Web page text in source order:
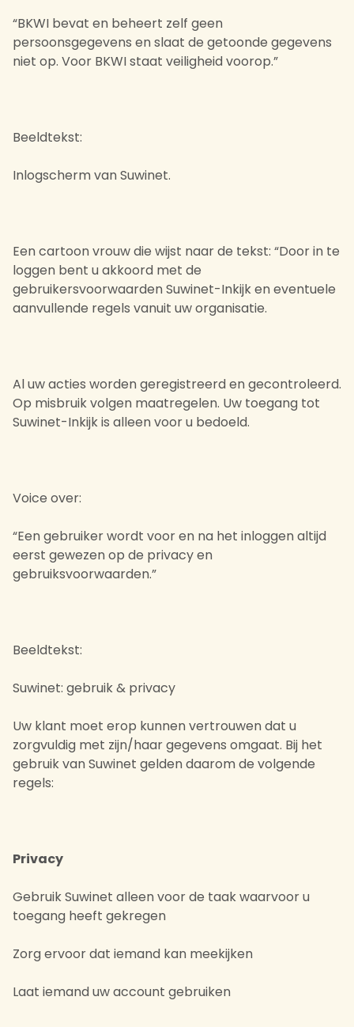
“BKWI bevat en beheert zelf geen
persoonsgegevens en slaat de getoonde gegevens
niet op. Voor BKWI staat veiligheid voorop.”
Beeldtekst:
Inlogscherm van Suwinet.
Een cartoon vrouw die wijst naar de tekst: “Door in te
loggen bent u akkoord met de
gebruikersvoorwaarden Suwinet-Inkijk en eventuele
aanvullende regels vanuit uw organisatie.
Al uw acties worden geregistreerd en gecontroleerd.
Op misbruik volgen maatregelen. Uw toegang tot
Suwinet-Inkijk is alleen voor u bedoeld.
Voice over:
“Een gebruiker wordt voor en na het inloggen altijd
eerst gewezen op de privacy en
gebruiksvoorwaarden.”
Beeldtekst:
Suwinet: gebruik & privacy
Uw klant moet erop kunnen vertrouwen dat u
zorgvuldig met zijn/haar gegevens omgaat. Bij het
gebruik van Suwinet gelden daarom de volgende
regels:
Privacy
Gebruik Suwinet alleen voor de taak waarvoor u
toegang heeft gekregen
Zorg ervoor dat iemand kan meekijken
Laat iemand uw account gebruiken